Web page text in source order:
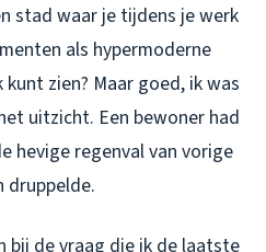
stad waar je tijdens je werk
als hypermoderne
zien? Maar goed, ik was
uitzicht. Een bewoner had
hevige regenval van vorige
druppelde.
bij de vraag die ik de laatste